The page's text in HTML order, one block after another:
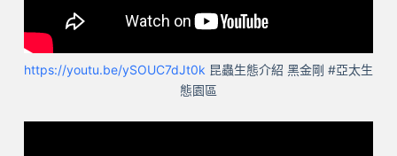
https://youtu.be/ySOUC7dJt0k 昆蟲生態介紹 黑金剛 #亞太生
態園區